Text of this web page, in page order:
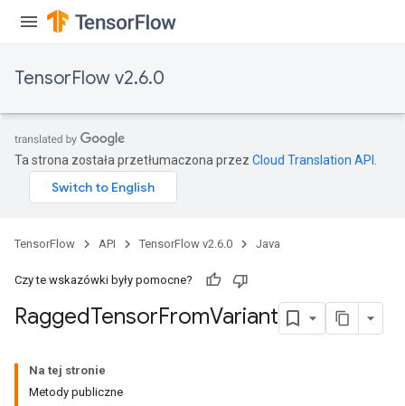
TensorFlow v2.6.0
Ta strona została przetłumaczona przez Cloud Translation API
TensorFlow API TensorFlow v2.6.0 Java
Czy te wskazówki były pomocne?
RaggedTensorFromVariant
Na tej stronie
Metody publiczne